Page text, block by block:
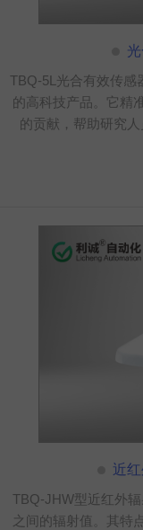
TBQ-5L光合有效传感
的高科技产品。它精
的贡献，帮助研究
统，能够迅速捕捉并
近
TBQ-JHW型近红外
之间的辐射值。其特